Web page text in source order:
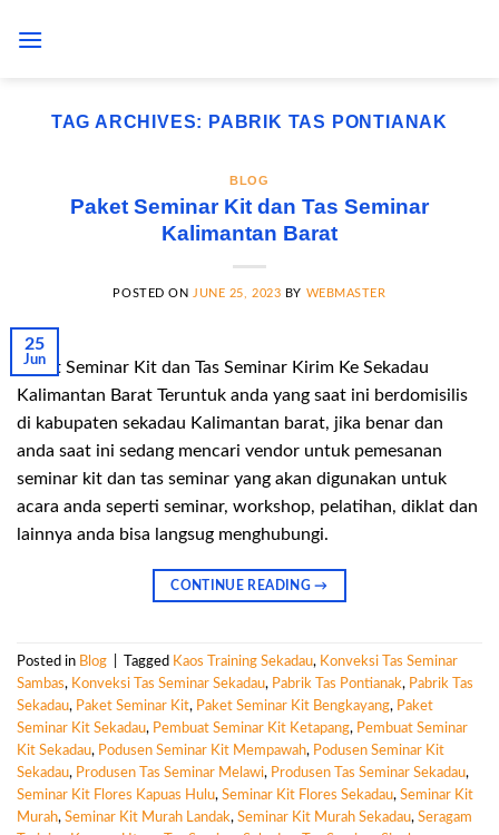
TAG ARCHIVES: PABRIK TAS PONTIANAK
BLOG
Paket Seminar Kit dan Tas Seminar
Kalimantan Barat
POSTED ON JUNE 25, 2023 BY WEBMASTER
25
Jun
Paket Seminar Kit dan Tas Seminar Kirim Ke Sekadau
Kalimantan Barat Teruntuk anda yang saat ini berdomisilis
di kabupaten sekadau Kalimantan barat, jika benar dan
anda saat ini sedang mencari vendor untuk pemesanan
seminar kit dan tas seminar yang akan digunakan untuk
acara anda seperti seminar, workshop, pelatihan, diklat dan
lainnya anda bisa langsug menghubungi.
CONTINUE READING→
Posted in Blog Tagged Kaos Training Sekadau, Konveksi Tas Seminar
Sambas, Konveksi Tas Seminar Sekadau, Pabrik Tas Pontianak, Pabrik Tas
Sekadau, Paket Seminar Kit, Paket Seminar Kit Bengkayang, Paket
Seminar Kit Sekadau, Pembuat Seminar Kit Ketapang, Pembuat Seminar
Kit Sekadau, Podusen Seminar Kit Mempawah, Podusen Seminar Kit
Sekadau, Produsen Tas Seminar Melawi, Produsen Tas Seminar Sekadau,
Seminar Kit Flores Kapuas Hulu, Seminar Kit Flores Sekadau, Seminar Kit
Murah, Seminar Kit Murah Landak, Seminar Kit Murah Sekadau, Seragam